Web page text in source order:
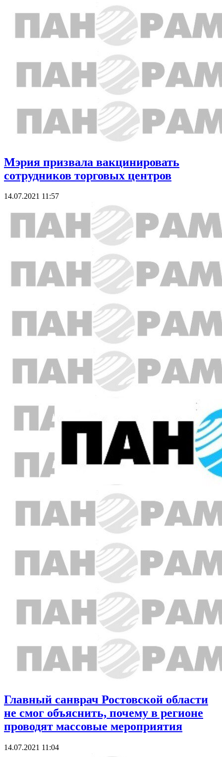
Мэрия призвала вакцинировать
сотрудников торговых центров
14.07.2021 11:57
Главный санврач Ростовской области
не смог объяснить, почему в регионе
проводят массовые мероприятия
14.07.2021 11:04